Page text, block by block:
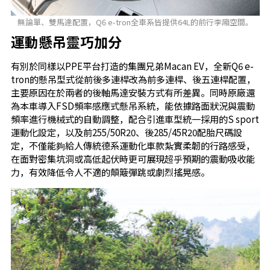
無論單、雙馬達配置，Q6 e-tron全車系皆提供64L的前行李廂空間。
運動懸吊靈巧加分
有別於同樣以PPE平台打造的集團兄弟Macan EV，全新Q6 e-
tron的懸吊型式從前後多連桿改為前多連桿、後五連桿配置，
主要原因在於兩者的後軸馬達安裝方式有所差異。同時原廠還
為本車導入FSD頻率感應式懸吊系統，能依據路面狀況與震動
頻率進行機械式的自動調整，配合引進車型統一採用的S sport
運動化設定，以及前255/50R20、後285/45R20配胎尺碼設
定，不僅能夠給人傳統德系運動化車款紮實柔韌的行路感受，
在面對密集坑洞或高低起伏時更可展現超乎預期的震動吸收能
力，有效降低令人不適的顛簸彈跳或劇烈搖晃感。